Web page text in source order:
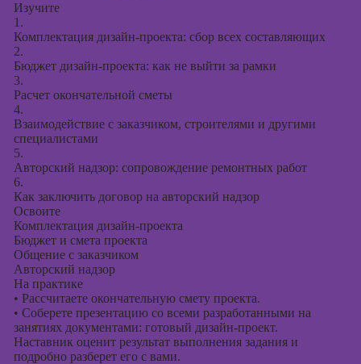
Изучите
1.
Комплектация дизайн-проекта: сбор всех составляющих
2.
Бюджет дизайн-проекта: как не выйти за рамки
3.
Расчет окончательной сметы
4.
Взаимодействие с заказчиком, строителями и другими
специалистами
5.
Авторский надзор: сопровождение ремонтных работ
6.
Как заключить договор на авторский надзор
Освоите
Комплектация дизайн-проекта
Бюджет и смета проекта
Общение с заказчиком
Авторский надзор
На практике
• Рассчитаете окончательную смету проекта.
• Соберете презентацию со всеми разработанными на
занятиях документами: готовый дизайн-проект.
Наставник оценит результат выполнения задания и
подробно разберет его с вами.